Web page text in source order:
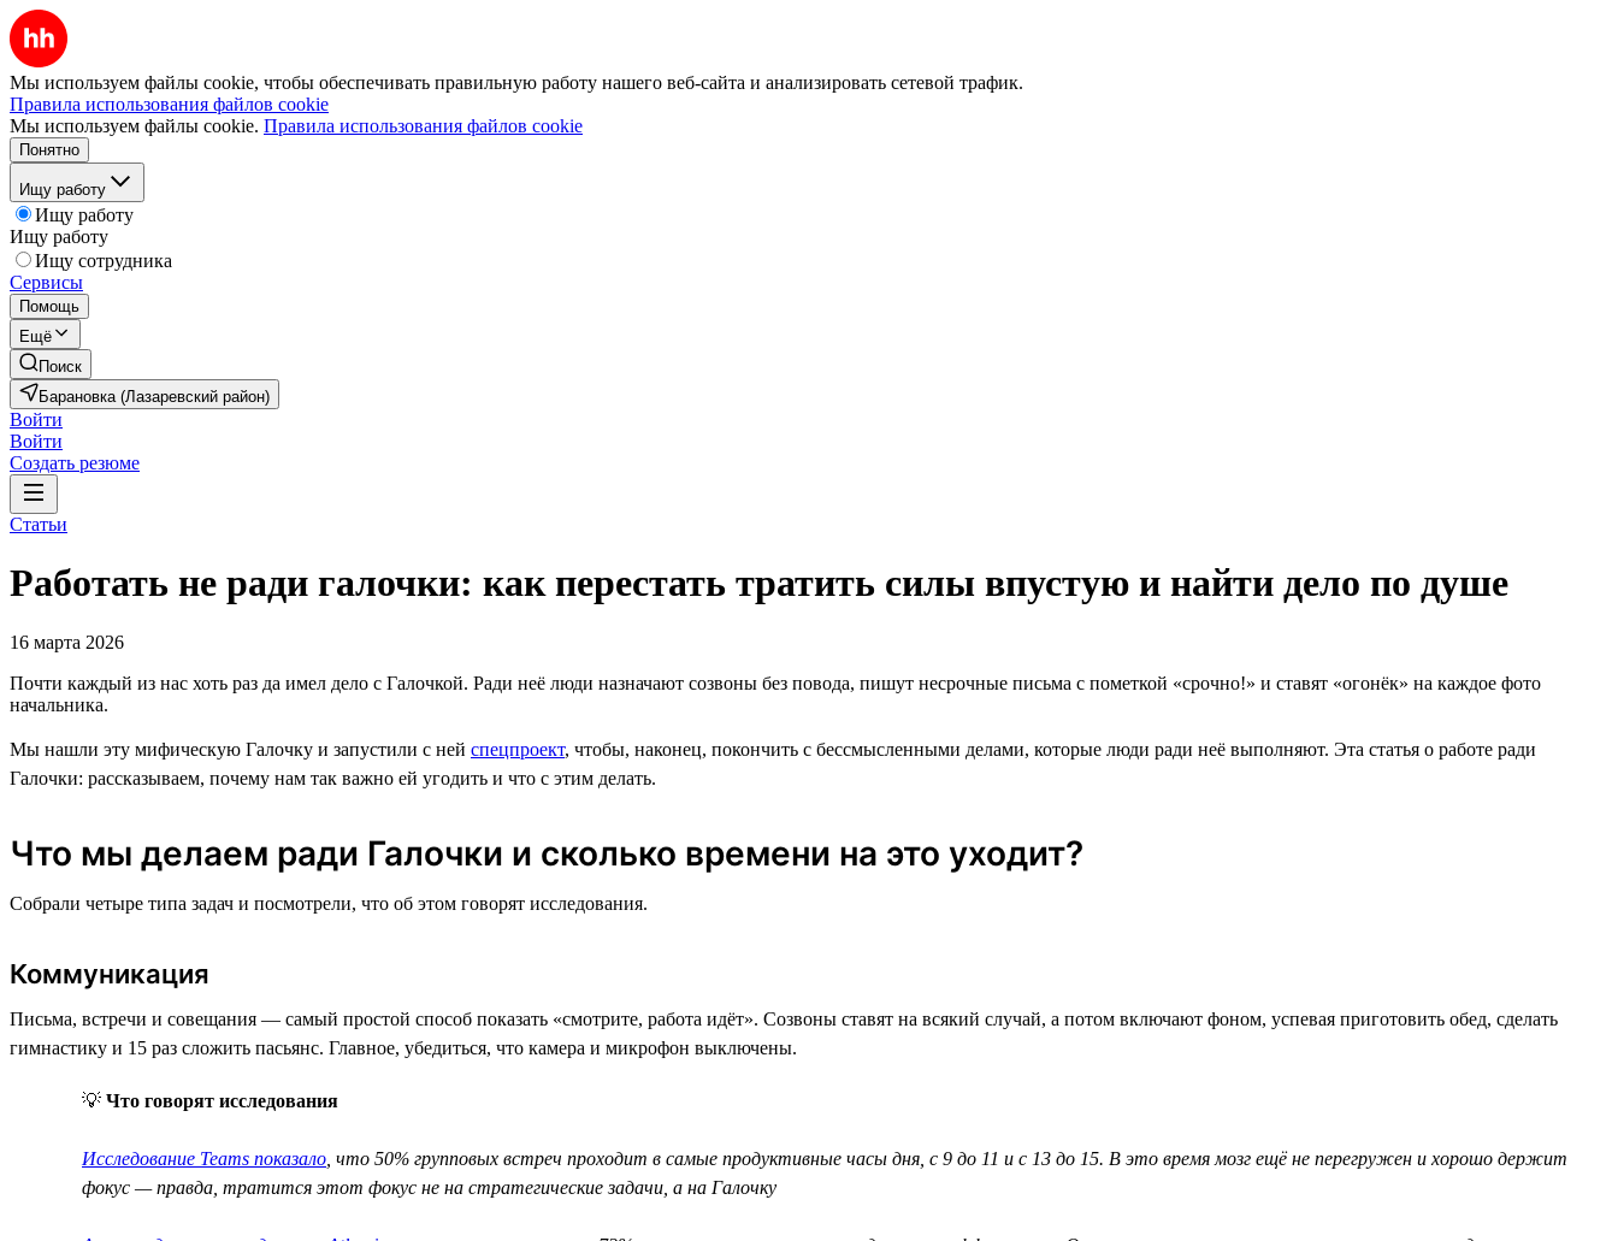
Мы используем файлы cookie, чтобы обеспечивать правильную работу нашего веб-сайта и анализировать сетевой трафик.
Правила использования файлов cookie
Мы используем файлы cookie. Правила использования файлов cookie
Понятно
Ищу работу
Ищу работу
Ищу работу
Ищу сотрудника
Сервисы
Помощь
Ещё
Поиск
Барановка (Лазаревский район)
Войти
Войти
Создать резюме
Статьи
Работать не ради галочки: как перестать тратить силы впустую и найти дело по душе
16 марта 2026
Почти каждый из нас хоть раз да имел дело с Галочкой. Ради неё люди назначают созвоны без повода, пишут несрочные письма с пометкой «срочно!» и ставят «огонёк» на каждое фото
начальника.
Мы нашли эту мифическую Галочку и запустили с ней спецпроект, чтобы, наконец, покончить с бессмысленными делами, которые люди ради неё выполняют. Эта статья о работе ради
Галочки: рассказываем, почему нам так важно ей угодить и что с этим делать.
Что мы делаем ради Галочки и сколько времени на это уходит?
Собрали четыре типа задач и посмотрели, что об этом говорят исследования.
Коммуникация
Письма, встречи и совещания — самый простой способ показать «смотрите, работа идёт». Созвоны ставят на всякий случай, а потом включают фоном, успевая приготовить обед, сделать
гимнастику и 15 раз сложить пасьянс. Главное, убедиться, что камера и микрофон выключены.
💡 Что говорят исследования
Исследование Teams показало , что 50% групповых встреч проходит в самые продуктивные часы дня, с 9 до 11 и с 13 до 15. В это время мозг ещё не перегружен и хорошо держит
фокус — правда, тратится этот фокус не на стратегические задачи, а на Галочку